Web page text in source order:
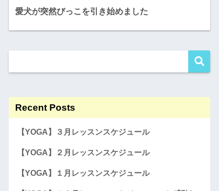
愛犬が突然びっこを引き始めました
Recent Posts
【YOGA】３月レッスンスケジュール
【YOGA】２月レッスンスケジュール
【YOGA】１月レッスンスケジュール